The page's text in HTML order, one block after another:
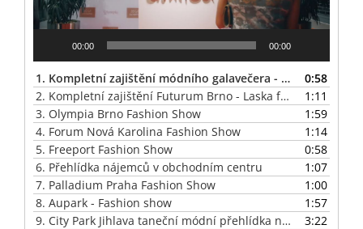
00:00 00:00
1. Kompletní zajištění módního galavečera - 20 let Olympia Brno
0:58
2. Kompletní zajištění Futurum Brno - Laska fest
1:11
3. Olympia Brno Fashion Show
1:59
4. Forum Nová Karolina Fashion Show
1:14
5. Freeport Fashion Show
0:58
6. Přehlídka nájemců v obchodním centru
1:07
7. Palladium Praha Fashion Show
1:00
8. Aupark - Fashion show
1:57
9. City Park Jihlava taneční módní přehlídka na Night Shoppingu
3:22